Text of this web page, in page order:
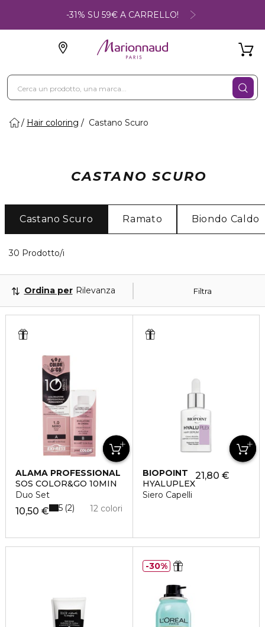
-31% SU 59€ A CARRELLO!
Hair coloring Castano Scuro
CASTANO SCURO
Castano Scuro Ramato Biondo Caldo
30 Prodotto/i
Filtra
Ordina per Rilevanza
ALAMA PROFESSIONAL
SOS COLOR&GO 10MIN
Duo Set
10,50 € 12 colori
5 2
BIOPOINT
HYALUPLEX
Siero Capelli
21,80 €
30%